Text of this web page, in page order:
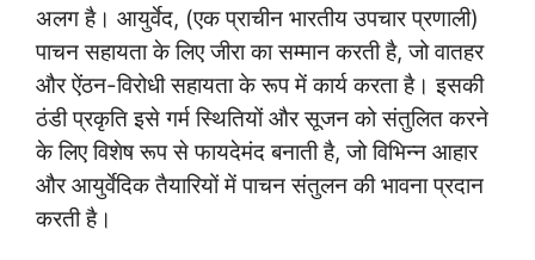
अलग है। आयुर्वेद, (एक प्राचीन भारतीय उपचार प्रणाली)
पाचन सहायता के लिए जीरा का सम्मान करती है, जो वातहर
और ऐंठन-विरोधी सहायता के रूप में कार्य करता है। इसकी
ठंडी प्रकृति इसे गर्म स्थितियों और सूजन को संतुलित करने
के लिए विशेष रूप से फायदेमंद बनाती है, जो विभिन्न आहार
और आयुर्वेदिक तैयारियों में पाचन संतुलन की भावना प्रदान
करती है।